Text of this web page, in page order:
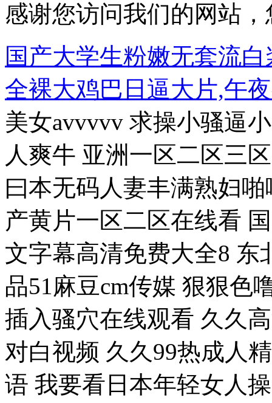
感谢您访问我们的网站
国产大学生粉嫩无套流
全裸大鸡巴日逼大片,午